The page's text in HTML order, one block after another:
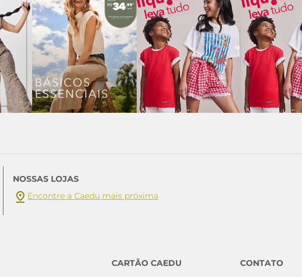
NOSSAS LOJAS
Encontre a Caedu mais próxima
CARTÃO CAEDU CONTATO